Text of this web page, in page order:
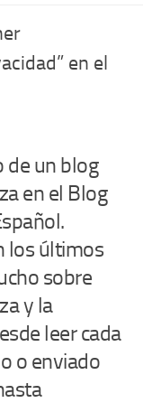
en el
de un blog
en el Blog
los últimos
sobre
y la
leer cada
o enviado